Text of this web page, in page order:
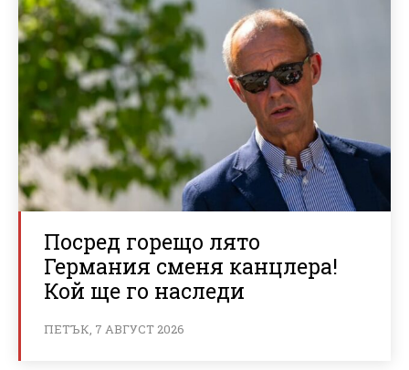
Посред горещо лято
Германия сменя канцлера!
Кой ще го наследи
ПЕТЪК, 7 АВГУСТ 2026